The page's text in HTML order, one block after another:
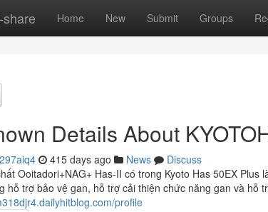
Home New Submit Groups
Details About
415 days ago News
Discuss
Ooitadori+NAG+ Has-II có trong Kyoto Has 50EX
hỗ trợ bảo vệ gan, hỗ trợ cải thiện chức năng gan và hỗ
profile